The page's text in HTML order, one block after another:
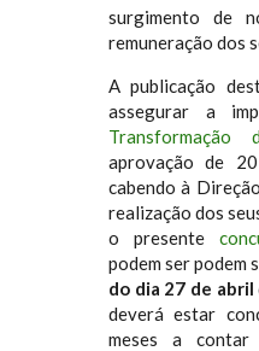
surgimento de
remuneração dos
A publicação
assegurar a
Transformação
aprovação de
cabendo à
realização dos
o presente
podem ser podem
do dia 27 de abril
deverá estar
meses a